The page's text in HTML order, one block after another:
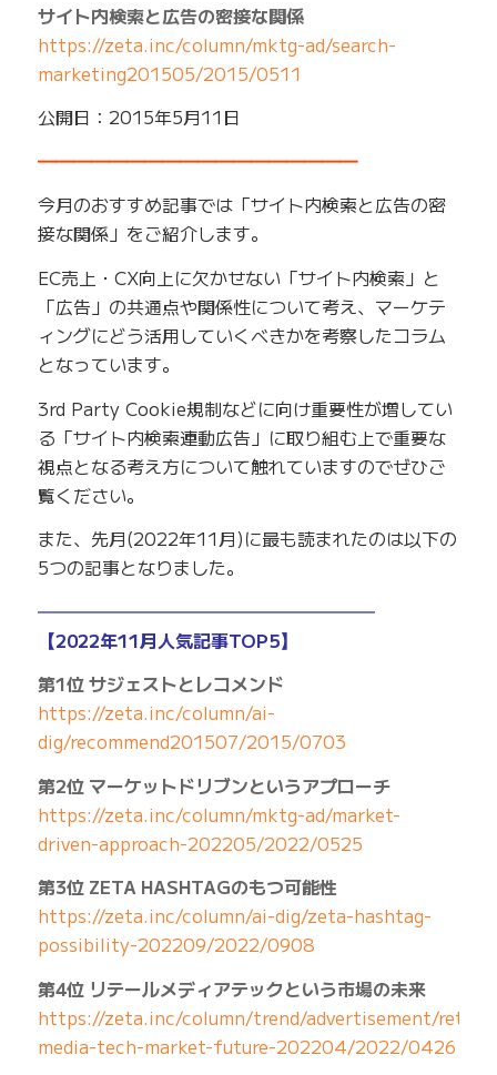
サイト内検索と広告の密接な関係
https://zeta.inc/column/mktg-ad/search-
marketing201505/2015/0511
公開日：2015年5月11日
━━━━━━━━━━━━━━━━━━
今月のおすすめ記事では「サイト内検索と広告の密
接な関係」をご紹介します。
EC売上・CX向上に欠かせない「サイト内検索」と
「広告」の共通点や関係性について考え、マーケテ
ィングにどう活用していくべきかを考察したコラム
となっています。
3rd Party Cookie規制などに向け重要性が増してい
る「サイト内検索連動広告」に取り組む上で重要な
視点となる考え方について触れていますのでぜひご
覧ください。
また、先月(2022年11月)に最も読まれたのは以下の
5つの記事となりました。
━━━━━━━━━━━━━━━━━━━
【2022年11月人気記事TOP5】
第1位 サジェストとレコメンド
https://zeta.inc/column/ai-
dig/recommend201507/2015/0703
第2位 マーケットドリブンというアプローチ
https://zeta.inc/column/mktg-ad/market-
driven-approach-202205/2022/0525
第3位 ZETA HASHTAGのもつ可能性
https://zeta.inc/column/ai-dig/zeta-hashtag-
possibility-202209/2022/0908
第4位 リテールメディアテックという市場の未来
https://zeta.inc/column/trend/advertisement/retail-
media-tech-market-future-202204/2022/0426